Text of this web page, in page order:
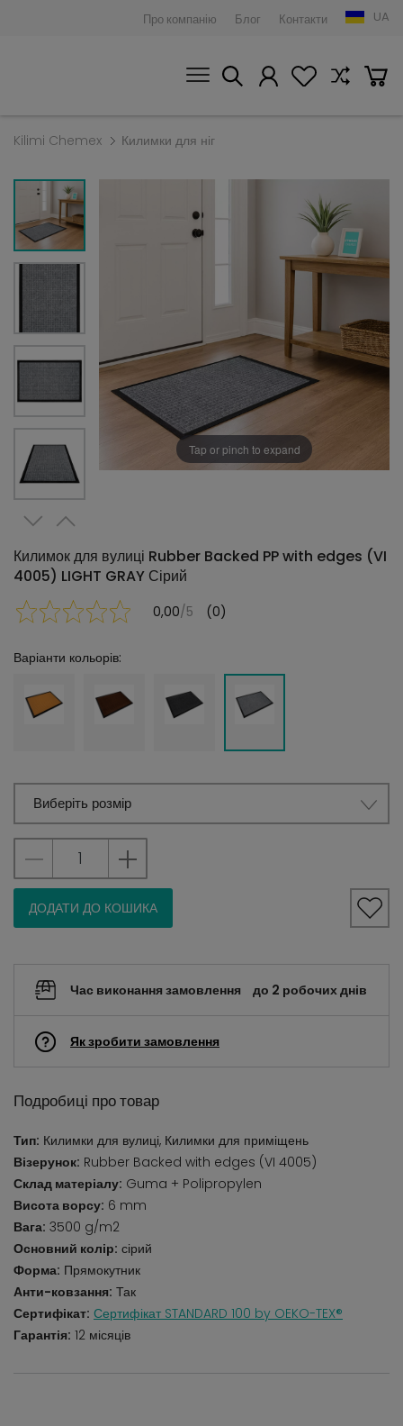
Про компанію Блог Контакти UA
Kilimi Chemex Килимки для ніг
Tap or pinch to expand
Килимок для вулиці Rubber Backed PP with edges (VI
4005) LIGHT GRAY Сірий
0,00/5 (0)
Варіанти кольорів:
Виберіть розмір
ДОДАТИ ДО КОШИКА
Час виконання замовлення до 2 робочих днів
Як зробити замовлення
Подробиці про товар
Тип: Килимки для вулиці, Килимки для приміщень
Візерунок: Rubber Backed with edges (VI 4005)
Склад матеріалу: Guma + Polipropylen
Висота ворсу: 6 mm
Вага: 3500 g/m2
Основний колір: сірий
Форма: Прямокутник
Анти-ковзання: Так
Сертифікат: Сертифікат STANDARD 100 by OEKO-TEX®
Гарантія: 12 місяців